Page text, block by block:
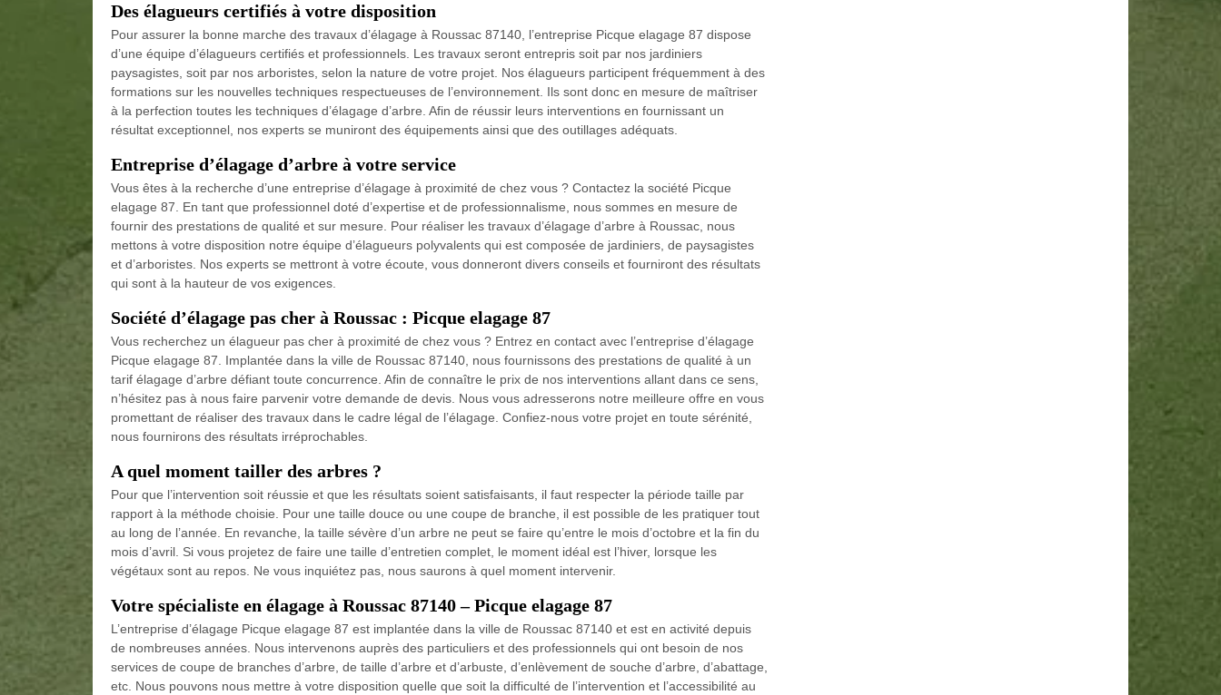
Des élagueurs certifiés à votre disposition
Pour assurer la bonne marche des travaux d’élagage à Roussac 87140, l’entreprise Picque elagage 87 dispose
d’une équipe d’élagueurs certifiés et professionnels. Les travaux seront entrepris soit par nos jardiniers
paysagistes, soit par nos arboristes, selon la nature de votre projet. Nos élagueurs participent fréquemment à des
formations sur les nouvelles techniques respectueuses de l’environnement. Ils sont donc en mesure de maîtriser
à la perfection toutes les techniques d’élagage d’arbre. Afin de réussir leurs interventions en fournissant un
résultat exceptionnel, nos experts se muniront des équipements ainsi que des outillages adéquats.
Entreprise d’élagage d’arbre à votre service
Vous êtes à la recherche d’une entreprise d’élagage à proximité de chez vous ? Contactez la société Picque
elagage 87. En tant que professionnel doté d’expertise et de professionnalisme, nous sommes en mesure de
fournir des prestations de qualité et sur mesure. Pour réaliser les travaux d’élagage d’arbre à Roussac, nous
mettons à votre disposition notre équipe d’élagueurs polyvalents qui est composée de jardiniers, de paysagistes
et d’arboristes. Nos experts se mettront à votre écoute, vous donneront divers conseils et fourniront des résultats
qui sont à la hauteur de vos exigences.
Société d’élagage pas cher à Roussac : Picque elagage 87
Vous recherchez un élagueur pas cher à proximité de chez vous ? Entrez en contact avec l’entreprise d’élagage
Picque elagage 87. Implantée dans la ville de Roussac 87140, nous fournissons des prestations de qualité à un
tarif élagage d’arbre défiant toute concurrence. Afin de connaître le prix de nos interventions allant dans ce sens,
n’hésitez pas à nous faire parvenir votre demande de devis. Nous vous adresserons notre meilleure offre en vous
promettant de réaliser des travaux dans le cadre légal de l’élagage. Confiez-nous votre projet en toute sérénité,
nous fournirons des résultats irréprochables.
A quel moment tailler des arbres ?
Pour que l’intervention soit réussie et que les résultats soient satisfaisants, il faut respecter la période taille par
rapport à la méthode choisie. Pour une taille douce ou une coupe de branche, il est possible de les pratiquer tout
au long de l’année. En revanche, la taille sévère d’un arbre ne peut se faire qu’entre le mois d’octobre et la fin du
mois d’avril. Si vous projetez de faire une taille d’entretien complet, le moment idéal est l’hiver, lorsque les
végétaux sont au repos. Ne vous inquiétez pas, nous saurons à quel moment intervenir.
Votre spécialiste en élagage à Roussac 87140 – Picque elagage 87
L’entreprise d’élagage Picque elagage 87 est implantée dans la ville de Roussac 87140 et est en activité depuis
de nombreuses années. Nous intervenons auprès des particuliers et des professionnels qui ont besoin de nos
services de coupe de branches d’arbre, de taille d’arbre et d’arbuste, d’enlèvement de souche d’arbre, d’abattage,
etc. Nous pouvons nous mettre à votre disposition quelle que soit la difficulté de l’intervention et l’accessibilité au